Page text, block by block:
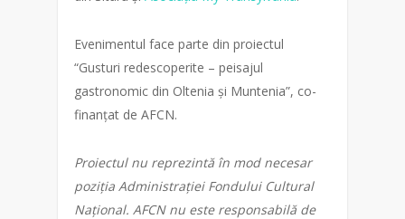
Evenimentul face parte din proiectul
“Gusturi redescoperite – peisajul
gastronomic din Oltenia și Muntenia”, co-
finanțat de AFCN.
Proiectul nu reprezintă în mod necesar
poziția Administrației Fondului Cultural
Național. AFCN nu este responsabilă de